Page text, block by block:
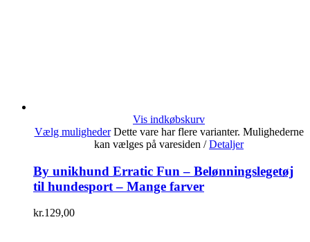
Vis indkøbskurv
Vælg muligheder Dette vare har flere varianter. Mulighederne
kan vælges på varesiden / Detaljer
By unikhund Erratic Fun – Belønningslegetøj
til hundesport – Mange farver
kr.129,00